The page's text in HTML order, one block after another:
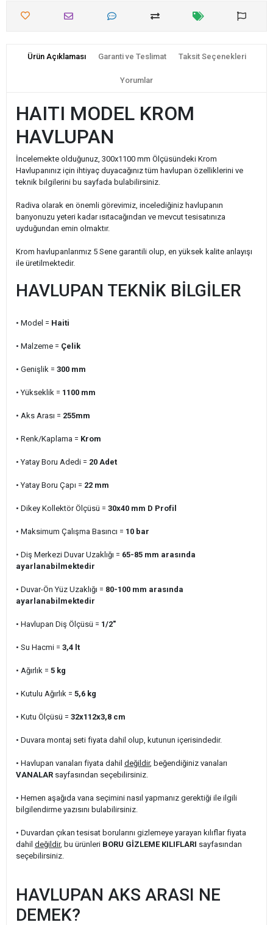
Ürün Açıklaması Garanti ve Teslimat Taksit Seçenekleri
Yorumlar
HAITI MODEL KROM
HAVLUPAN
İncelemekte olduğunuz, 300x1100 mm Ölçüsündeki Krom
Havlupanınız için ihtiyaç duyacağınız tüm havlupan özelliklerini ve
teknik bilgilerini bu sayfada bulabilirsiniz.
Radiva olarak en önemli görevimiz, incelediğiniz havlupanın
banyonuzu yeteri kadar ısıtacağından ve mevcut tesisatınıza
uyduğundan emin olmaktır.
Krom havlupanlarımız 5 Sene garantili olup, en yüksek kalite anlayışı
ile üretilmektedir.
HAVLUPAN TEKNİK BİLGİLER
• Model = Haiti
• Malzeme = Çelik
• Genişlik = 300 mm
• Yükseklik = 1100 mm
• Aks Arası = 255mm
• Renk/Kaplama = Krom
• Yatay Boru Adedi = 20 Adet
• Yatay Boru Çapı = 22 mm
• Dikey Kollektör Ölçüsü = 30x40 mm D Profil
• Maksimum Çalışma Basıncı = 10 bar
• Diş Merkezi Duvar Uzaklığı = 65-85 mm arasında
ayarlanabilmektedir
• Duvar-Ön Yüz Uzaklığı = 80-100 mm arasında
ayarlanabilmektedir
• Havlupan Diş Ölçüsü = 1/2"
• Su Hacmi = 3,4 lt
• Ağırlık = 5 kg
• Kutulu Ağırlık = 5,6 kg
• Kutu Ölçüsü = 32x112x3,8 cm
• Duvara montaj seti fiyata dahil olup, kutunun içerisindedir.
• Havlupan vanaları fiyata dahil değildir, beğendiğiniz vanaları
VANALAR sayfasından seçebilirsiniz.
• Hemen aşağıda vana seçimini nasıl yapmanız gerektiği ile ilgili
bilgilendirme yazısını bulabilirsiniz.
• Duvardan çıkan tesisat borularını gizlemeye yarayan kılıflar fiyata
dahil değildir, bu ürünleri BORU GİZLEME KILIFLARI sayfasından
seçebilirsiniz.
HAVLUPAN AKS ARASI NE
DEMEK?